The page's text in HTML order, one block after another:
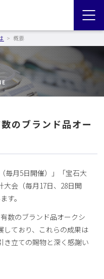
概要
のブランド品オー
毎月5日開催）」「宝石大
大会（毎月17日、28日開
す。
数のブランド品オークシ
しており、これらの成果は
き立ての賜物と深く感謝い